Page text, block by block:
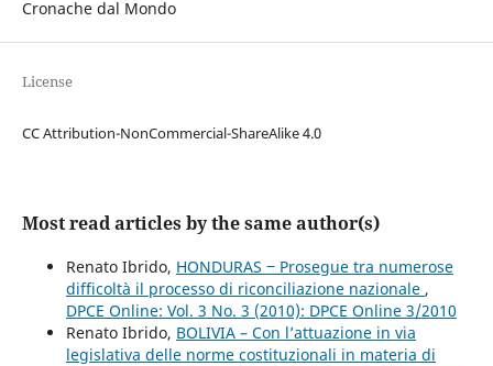
Cronache dal Mondo
License
CC Attribution-NonCommercial-ShareAlike 4.0
Most read articles by the same author(s)
Renato Ibrido, HONDURAS ‒ Prosegue tra numerose
difficoltà il processo di riconciliazione nazionale ,
DPCE Online: Vol. 3 No. 3 (2010): DPCE Online 3/2010
Renato Ibrido, BOLIVIA – Con l’attuazione in via
legislativa delle norme costituzionali in materia di